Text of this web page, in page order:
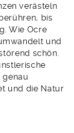
verästeln
bis
Wie Ocre
und
schön.
genau
und die Natur